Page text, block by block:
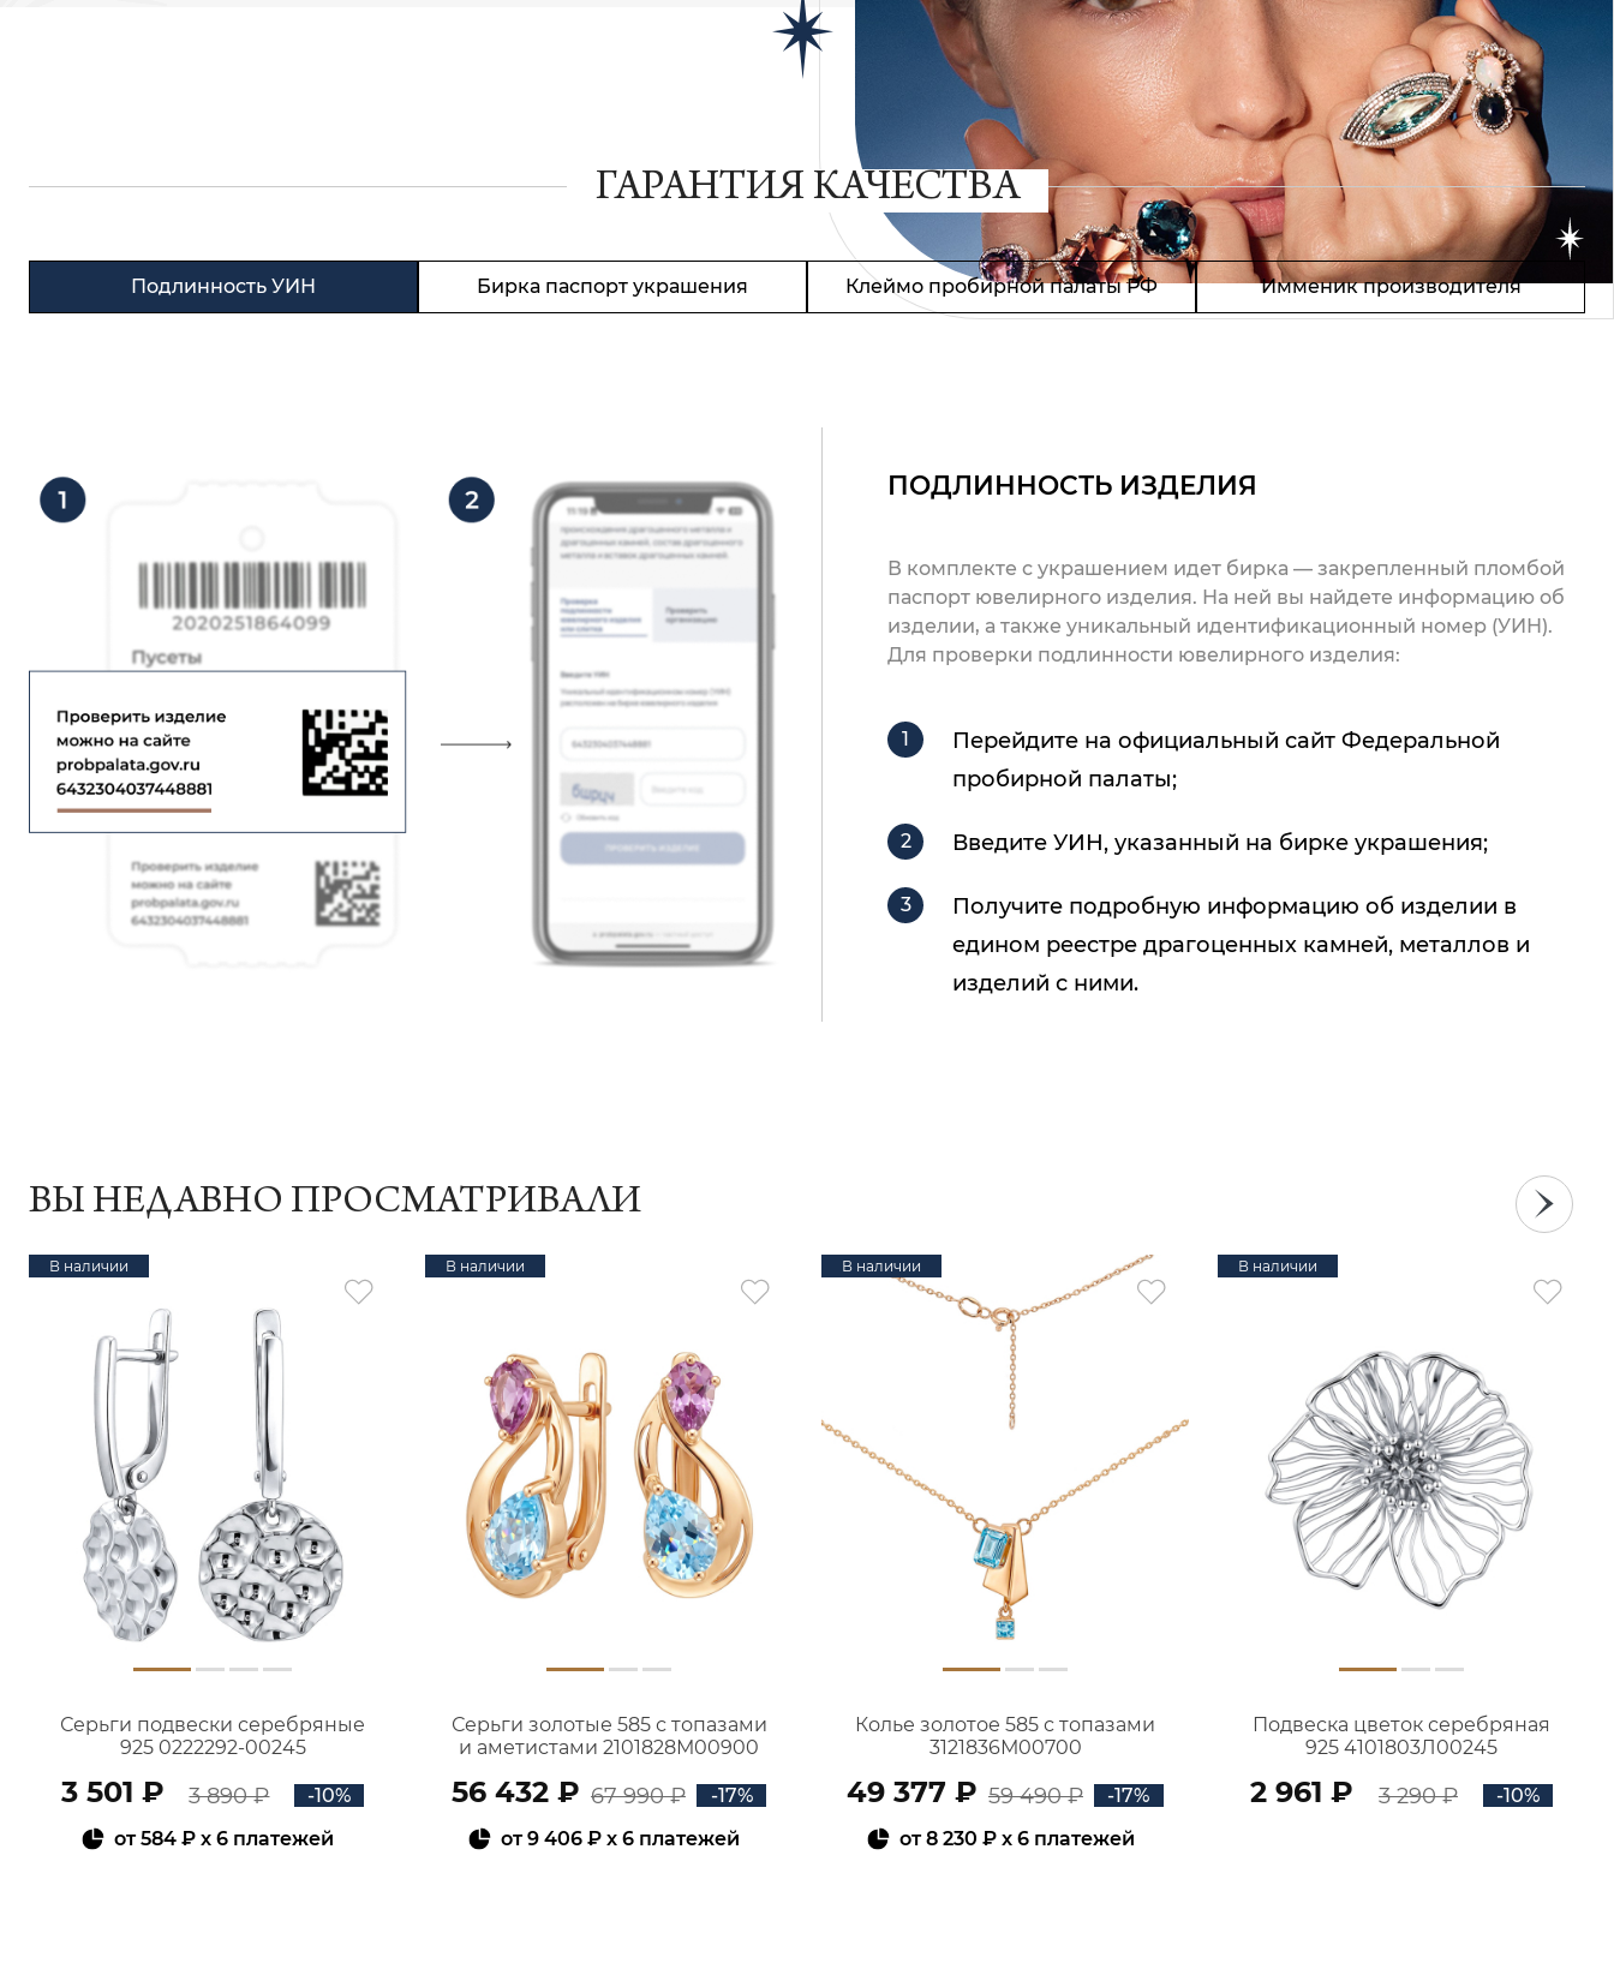
ГАРАНТИЯ КАЧЕСТВА
Подлинность УИН Бирка паспорт украшения Клеймо пробирной палаты РФ Имменик производителя
ПОДЛИННОСТЬ ИЗДЕЛИЯ
В комплекте с украшением идет бирка — закрепленный пломбой
паспорт ювелирного изделия. На ней вы найдете информацию об
изделии, а также уникальный идентификационный номер (УИН).
Для проверки подлинности ювелирного изделия:
Перейдите на официальный сайт Федеральной
пробирной палаты;
Введите УИН, указанный на бирке украшения;
Получите подробную информацию об изделии в
едином реестре драгоценных камней, металлов и
изделий с ними.
ВЫ НЕДАВНО ПРОСМАТРИВАЛИ
В наличии
Серьги подвески серебряные
925 0222292-00245
3 501 ₽ 3 890 ₽
-10%
от584 ₽ x 6 платежей
В наличии
Серьги золотые 585 с топазами
и аметистами 2101828М00900
56 432 ₽ 67 990 ₽
-17%
от9 406 ₽ x 6 платежей
В наличии
Колье золотое 585 с топазами
3121836М00700
49 377 ₽ 59 490 ₽
-17%
от8 230 ₽x 6 платежей
В наличии
Подвеска цветок серебряная
925 4101803Л00245
2 961 ₽ 3 290 ₽ -10%